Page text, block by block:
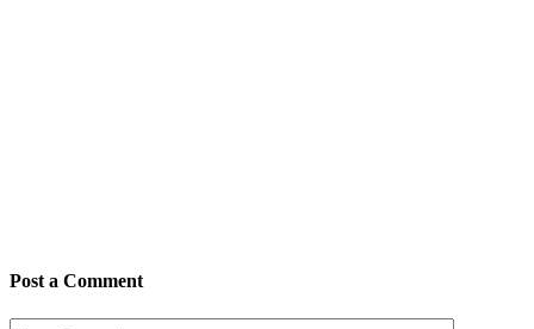
Post a Comment